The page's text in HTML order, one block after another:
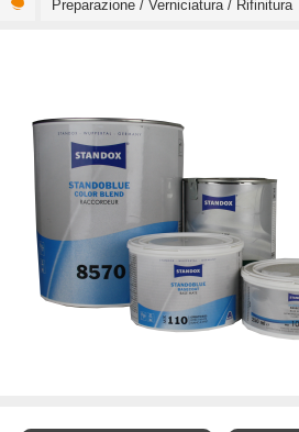
Preparazione / Verniciatura / Rifinitura